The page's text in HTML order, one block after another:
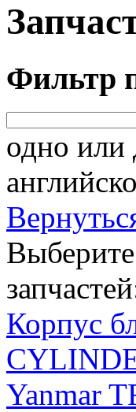
Фильтр
одно или
Корпус
Yanmar